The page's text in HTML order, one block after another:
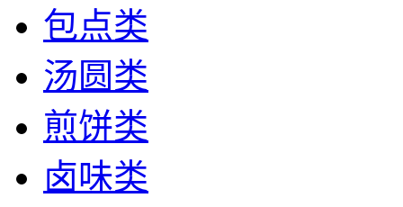
包点类
汤圆类
煎饼类
卤味类